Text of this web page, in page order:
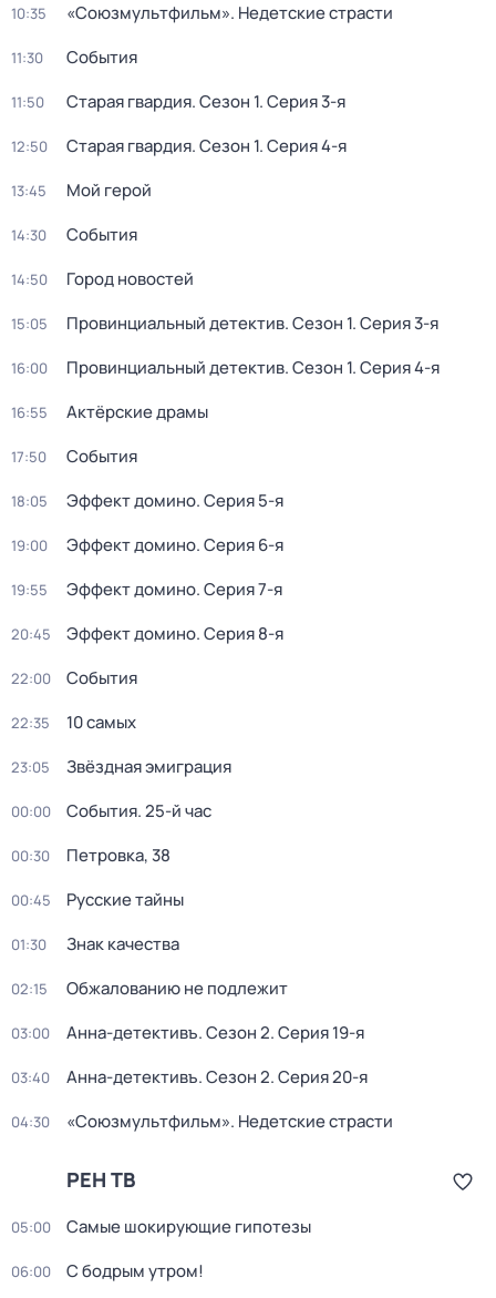
10:35 «Союзмультфильм». Недетские страсти
11:30 События
11:50 Старая гвардия. Сезон 1. Серия 3-я
12:50 Старая гвардия. Сезон 1. Серия 4-я
13:45 Мой герой
14:30 События
14:50 Город новостей
15:05 Провинциальный детектив. Сезон 1. Серия 3-я
16:00 Провинциальный детектив. Сезон 1. Серия 4-я
16:55 Актёрские драмы
17:50 События
18:05 Эффект домино. Серия 5-я
19:00 Эффект домино. Серия 6-я
19:55 Эффект домино. Серия 7-я
20:45 Эффект домино. Серия 8-я
22:00 События
22:35 10 самых
23:05 Звёздная эмиграция
00:00 События. 25-й час
00:30 Петровка, 38
00:45 Русские тайны
01:30 Знак качества
02:15 Обжалованию не подлежит
03:00 Анна-детективъ. Сезон 2. Серия 19-я
03:40 Анна-детективъ. Сезон 2. Серия 20-я
04:30 «Союзмультфильм». Недетские страсти
РЕН ТВ
05:00 Самые шoкиpующие гипотезы
06:00 С бодрым утром!